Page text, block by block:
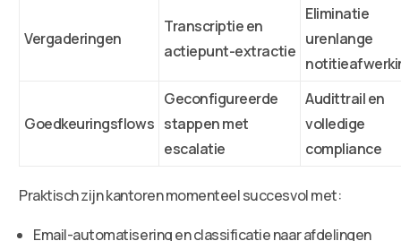
Vergaderingen
Transcriptie en
actiepunt-extractie
Eliminatie
urenlange
Goedkeuringsflows
Geconfigureerde
stappen met
escalatie
Audittrail en
volledige
compliance
Praktisch zijn kantoren momenteel succesvol met:
Email-automatisering en classificatie naar afdelingen